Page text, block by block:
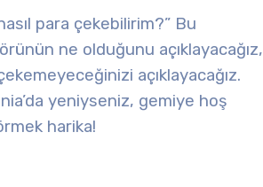
para çekebilirim?” Bu
ne olduğunu açıklayacağız,
açıklayacağız.
yeniyseniz, gemiye hoş
harika!